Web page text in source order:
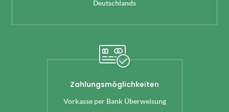
Deutschlands
Zahlungsmöglichkeiten
Vorkasse per Bank Überweisung